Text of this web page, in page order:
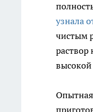
узнала
чистым
раствор